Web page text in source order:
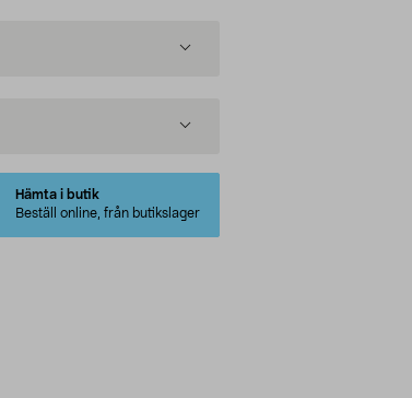
Hämta i butik
Beställ online, från butikslager